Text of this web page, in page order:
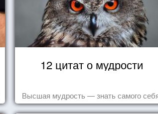
12 цитат о мудрости
Высшая мудрость — знать самого